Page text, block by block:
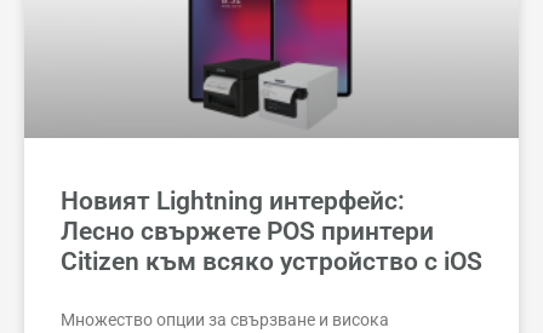
Новият Lightning интерфейс:
Лесно свържете POS принтери
Citizen към всяко устройство с iOS
Множество опции за свързване и висока